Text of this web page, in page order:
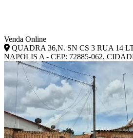
Venda Online
QUADRA 36,N. SN CS 3 RUA 14
NAPOLIS A - CEP: 72885-062,